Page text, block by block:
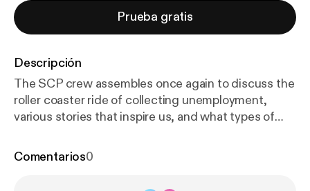
Prueba gratis
Descripción
The SCP crew assembles once again to discuss the
roller coaster ride of collecting unemployment,
various stories that inspire us, and what types of
Devon McCann, Paul Z., and Brian Koenig
Comentarios0